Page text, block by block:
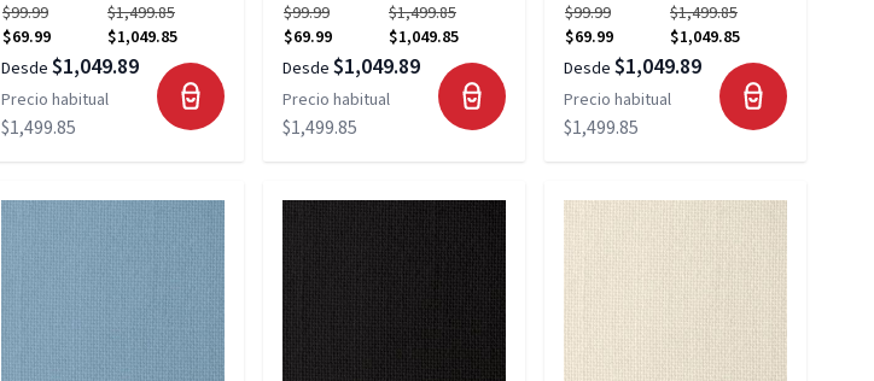
$99.99
$69.99
$1,499.85
$1,049.85
Desde $1,049.89
Precio habitual
$1,499.85
$99.99
$69.99
$1,499.85
$1,049.85
Desde $1,049.89
Precio habitual
$1,499.85
$99.99
$69.99
$1,499.85
$1,049.85
Desde $1,049.89
Precio habitual
$1,499.85